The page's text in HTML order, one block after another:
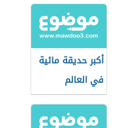
أكبر حديقة مائية
في العالم